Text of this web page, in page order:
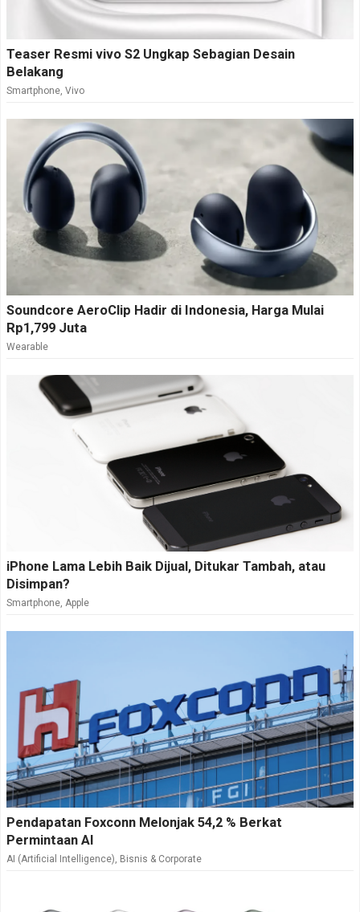
Teaser Resmi vivo S2 Ungkap Sebagian Desain
Belakang
Smartphone Vivo
Soundcore AeroClip Hadir di Indonesia, Harga Mulai
Rp1,799 Juta
Wearable
iPhone Lama Lebih Baik Dijual, Ditukar Tambah, atau
Disimpan?
Smartphone Apple
Pendapatan Foxconn Melonjak 54,2 % Berkat
Permintaan AI
AI (Artificial Intelligence) Bisnis & Corporate